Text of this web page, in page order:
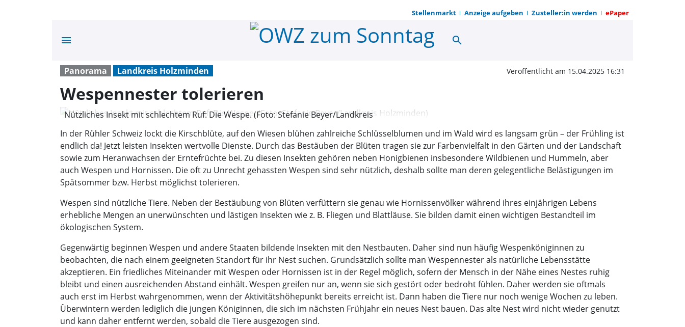
Stellenmarkt Anzeige aufgeben Zusteller:in werden ePaper
menu Wespennester tolerieren | OWZ
search
Panorama Landkreis Holzminden Veröffentlicht am 15.04.2025 16:31
Wespennester tolerieren
Nützliches Insekt mit schlechtem Ruf: Die Wespe. (Foto: Stefanie Beyer/Landkreis
In der Rühler Schweiz lockt die Kirschblüte, auf den Wiesen blühen zahlreiche Schlüsselblumen und im Wald wird es langsam grün – der Frühling ist
endlich da! Jetzt leisten Insekten wertvolle Dienste. Durch das Bestäuben der Blüten tragen sie zur Farbenvielfalt in den Gärten und der Landschaft
sowie zum Heranwachsen der Erntefrüchte bei. Zu diesen Insekten gehören neben Honigbienen insbesondere Wildbienen und Hummeln, aber
auch Wespen und Hornissen. Die oft zu Unrecht gehassten Wespen sind sehr nützlich, deshalb sollte man deren gelegentliche Belästigungen im
Spätsommer bzw. Herbst möglichst tolerieren.
Wespen sind nützliche Tiere. Neben der Bestäubung von Blüten verfüttern sie genau wie Hornissenvölker während ihres einjährigen Lebens
erhebliche Mengen an unerwünschten und lästigen Insekten wie z. B. Fliegen und Blattläuse. Sie bilden damit einen wichtigen Bestandteil im
ökologischen System.
Gegenwärtig beginnen Wespen und andere Staaten bildende Insekten mit den Nestbauten. Daher sind nun häufig Wespenköniginnen zu
beobachten, die nach einem geeigneten Standort für ihr Nest suchen. Grundsätzlich sollte man Wespennester als natürliche Lebensstätte
akzeptieren. Ein friedliches Miteinander mit Wespen oder Hornissen ist in der Regel möglich, sofern der Mensch in der Nähe eines Nestes ruhig
bleibt und einen ausreichenden Abstand einhält. Wespen greifen nur an, wenn sie sich gestört oder bedroht fühlen. Daher werden sie oftmals
auch erst im Herbst wahrgenommen, wenn der Aktivitätshöhepunkt bereits erreicht ist. Dann haben die Tiere nur noch wenige Wochen zu leben.
Überwintern werden lediglich die jungen Königinnen, die sich im nächsten Frühjahr ein neues Nest bauen. Das alte Nest wird nicht wieder genutzt
und kann daher entfernt werden, sobald die Tiere ausgezogen sind.